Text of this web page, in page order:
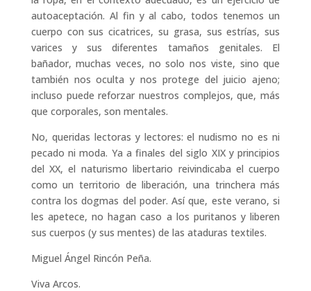
autoaceptación. Al fin y al cabo, todos tenemos un
cuerpo con sus cicatrices, su grasa, sus estrías, sus
varices y sus diferentes tamaños genitales. El
bañador, muchas veces, no solo nos viste, sino que
también nos oculta y nos protege del juicio ajeno;
incluso puede reforzar nuestros complejos, que, más
que corporales, son mentales.
No, queridas lectoras y lectores: el nudismo no es ni
pecado ni moda. Ya a finales del siglo XIX y principios
del XX, el naturismo libertario reivindicaba el cuerpo
como un territorio de liberación, una trinchera más
contra los dogmas del poder. Así que, este verano, si
les apetece, no hagan caso a los puritanos y liberen
sus cuerpos (y sus mentes) de las ataduras textiles.
Miguel Ángel Rincón Peña.
Viva Arcos.